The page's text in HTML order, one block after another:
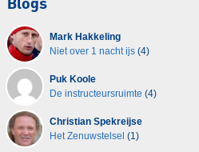
Mark Hakkeling
Niet over 1 nacht ijs(4)
Puk Koole
De instructeursruimte (4)
Christian Spekreijse
Het Zenuwstelsel (1)